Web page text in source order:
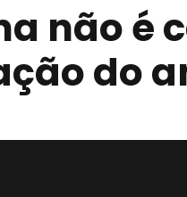
não é
do